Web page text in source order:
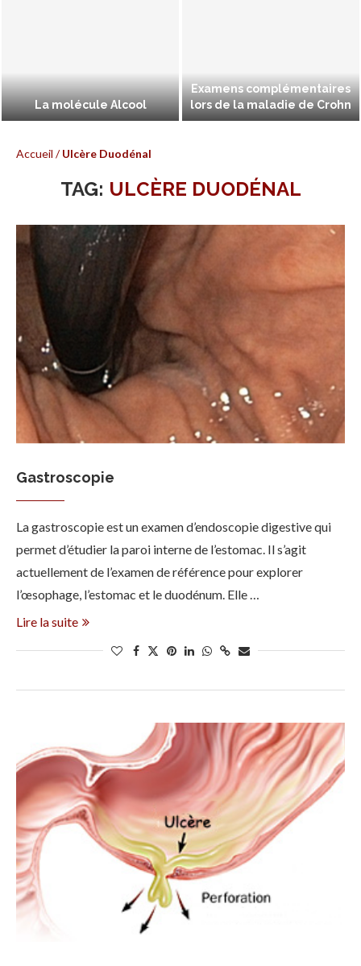
La molécule Alcool
Examens complémentaires
lors de la maladie de Crohn
Accueil /Ulcère Duodénal
TAG: ULCÈRE DUODÉNAL
Gastroscopie
La gastroscopie est un examen d’endoscopie digestive qui
permet d’étudier la paroi interne de l’estomac. Il s’agit
actuellement de l’examen de référence pour explorer
l’œsophage, l’estomac et le duodénum. Elle …
Lire la suite